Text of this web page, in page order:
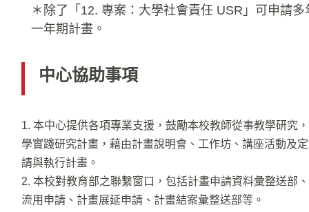
＊除了「12. 專案：大學社會責任 USR」可申請
一年期計畫。
中心協助事項
1. 本中心提供各項專業支援，鼓勵本校教師從事教學研究
學實踐研究計畫，藉由計畫說明會、工作坊、講座活動及
請與執行計畫。
2. 本校對教育部之聯繫窗口，包括計畫申請資料彙整送部
流用申請、計畫展延申請、計畫結案彙整送部等。